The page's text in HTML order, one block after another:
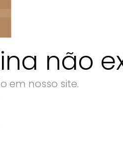
não
em nosso site.